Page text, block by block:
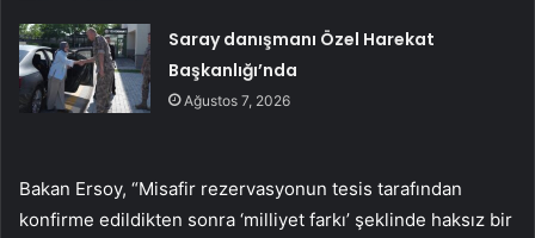
Saray danışmanı Özel Harekat
Başkanlığı’nda
Ağustos 7, 2026
Bakan Ersoy, “Misafir rezervasyonun tesis tarafından
konfirme edildikten sonra ‘milliyet farkı’ şeklinde haksız bir